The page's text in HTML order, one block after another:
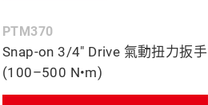
PTM370
Snap-on 3/4" Drive 氣動扭力扳手
(100–500 N•m)